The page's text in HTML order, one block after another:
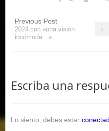
Previous Post
2024 con «una visión
incómoda…»
Escriba una
Lo siento, debes estar